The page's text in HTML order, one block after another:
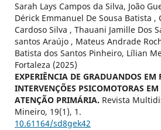
Sarah Lays Campos da Silva, João
Dérick Emmanuel De Sousa Batista
Cardoso Silva , Thauani Jamille Dos
santos Araújo , Mateus Andrade
Batista dos Santos Pinheiro, Lílian
Fortaleza (2025)
EXPERIÊNCIA DE GRADUANDOS EM
INTERVENÇÕES PSICOMOTORAS
ATENÇÃO PRIMÁRIA. Revista
Mineiro, 19(1), 1.
10.61164/sd8gek42